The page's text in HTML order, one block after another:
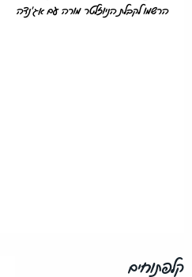
הרשמו לקבלת הניוזלטר מורה עם אג'נדה
קלפתוחים